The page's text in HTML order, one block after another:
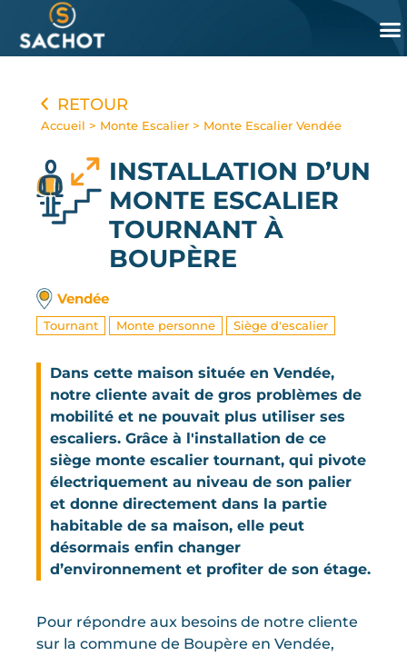
RETOUR
Accueil > Monte Escalier > Monte Escalier Vendée
INSTALLATION D’UN
MONTE ESCALIER
TOURNANT À
BOUPÈRE
Vendée
Tournant Monte personne Siège d'escalier
Dans cette maison située en Vendée,
notre cliente avait de gros problèmes de
mobilité et ne pouvait plus utiliser ses
escaliers. Grâce à l'installation de ce
siège monte escalier tournant, qui pivote
électriquement au niveau de son palier
et donne directement dans la partie
habitable de sa maison, elle peut
désormais enfin changer
d’environnement et profiter de son étage.
Pour répondre aux besoins de notre cliente
sur la commune de Boupère en Vendée,
Panneau de gestion des cookies